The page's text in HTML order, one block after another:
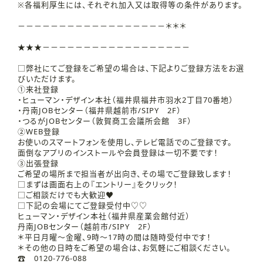
※各福利厚生には、それぞれ加入又は取得等の条件があります。
－－－－－－－－－－－－－－－－－－＊＊＊
★★★－－－－－－－－－－－－－－－－－－
□弊社にてご登録をご希望の場合は、下記よりご登録方法をお選
びいただけます。
①来社登録
・ヒューマン・デザイン本社（福井県福井市羽水2丁目70番地）
・丹南JOBセンター（福井県越前市/SIPY 2F）
・つるがJOBセンター（敦賀商工会議所会館 3F）
②WEB登録
お使いのスマートフォンを使用し、テレビ電話でのご登録です。
面倒なアプリのインストールや会員登録は一切不要です！
③出張登録
ご希望の場所まで担当者が出向き、その場でご登録致します！
□まずは画面右上の『エントリー』をクリック！
□ご相談だけでも大歓迎♥
□下記の会場にてご登録受付中♡♡
ヒューマン・デザイン本社（福井県産業会館付近）
丹南JOBセンター（越前市/SIPY 2F）
＊平日月曜～金曜、9時～17時の間は随時受付中です！
＊その他の日時をご希望の場合は、お気軽にご相談ください。
☎ 0120-776-088